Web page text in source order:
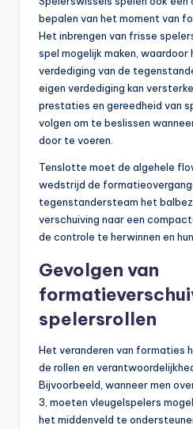
bepalen van het moment van
Het inbrengen van frisse
spel mogelijk maken,
verdediging van de
eigen verdediging kan
prestaties en gereedheid van
volgen om te beslissen
door te voeren.
Tenslotte moet de algehele
wedstrijd de
tegenstandersteam het
verschuiving naar een
de controle te herwinnen en
Gevolgen van
spelersrollen
Het veranderen van formaties
de rollen en
Bijvoorbeeld, wanneer men
3, moeten vleugelspelers
het middenveld te